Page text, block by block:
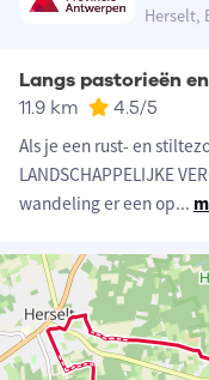
Herselt,
Langs pastorieën
11.9 km 4.5/5
Als je een rust- en
LANDSCHAPPELIJKE
wandeling er een op...